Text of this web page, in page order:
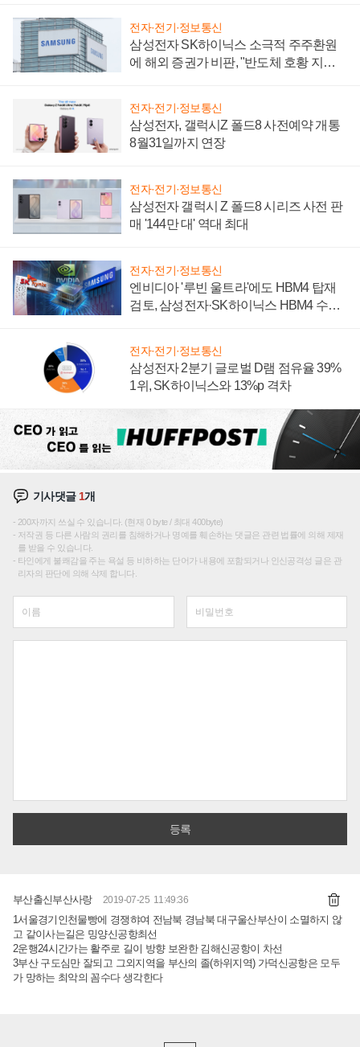
전자·전기·정보통신
삼성전자 SK하이닉스 소극적 주주환원
에 해외 증권가 비판, "반도체 호황 지속
전자·전기·정보통신
삼성전자, 갤럭시Z 폴드8 사전예약 개통
8월31일까지 연장
전자·전기·정보통신
삼성전자 갤럭시 Z 폴드8 시리즈 사전 판
매 '144만 대' 역대 최대
전자·전기·정보통신
엔비디아 '루빈 울트라'에도 HBM4 탑재
검토, 삼성전자·SK하이닉스 HBM4 수율
전자·전기·정보통신
삼성전자 2분기 글로벌 D램 점유율 39%
1위, SK하이닉스와 13%p 격차
기사댓글 1개
200자까지 쓰실 수 있습니다. (현재 0 byte / 최대 400byte)
저작권 등 다른 사람의 권리를 침해하거나 명예를 훼손하는 댓글은 관련 법률에 의해 제재
를 받을 수 있습니다.
타인에게 불쾌감을 주는 욕설 등 비하하는 단어가 내용에 포함되거나 인신공격성 글은 관
리자의 판단에 의해 삭제 합니다.
부산출신부산사랑 2019-07-25 11:49:36
1서울경기인천물빵에 경쟁햐여 전남북 경남북 대구울산부산이 소멸하지 않
고 같이사는길은 밍양신공항최선
2운행24시간가는 활주로 길이 방향 보완한 김해신공항이 차선
3부산 구도심만 잘되고 그외지역을 부산의 졸(하위지역) 가덕신공항은 모두
가 망하는 최악의 꼼수다 생각한다